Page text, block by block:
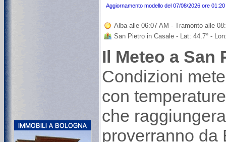
Aggiornamento modello del 07/08/2026 ore 01:20
Alba alle 06:07 AM - Tramonto alle
San Pietro in Casale - Lat: 44.7° -
Il Meteo a San
Condizioni
con
che
proverranno da